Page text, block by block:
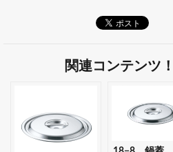
関連コンテンツ